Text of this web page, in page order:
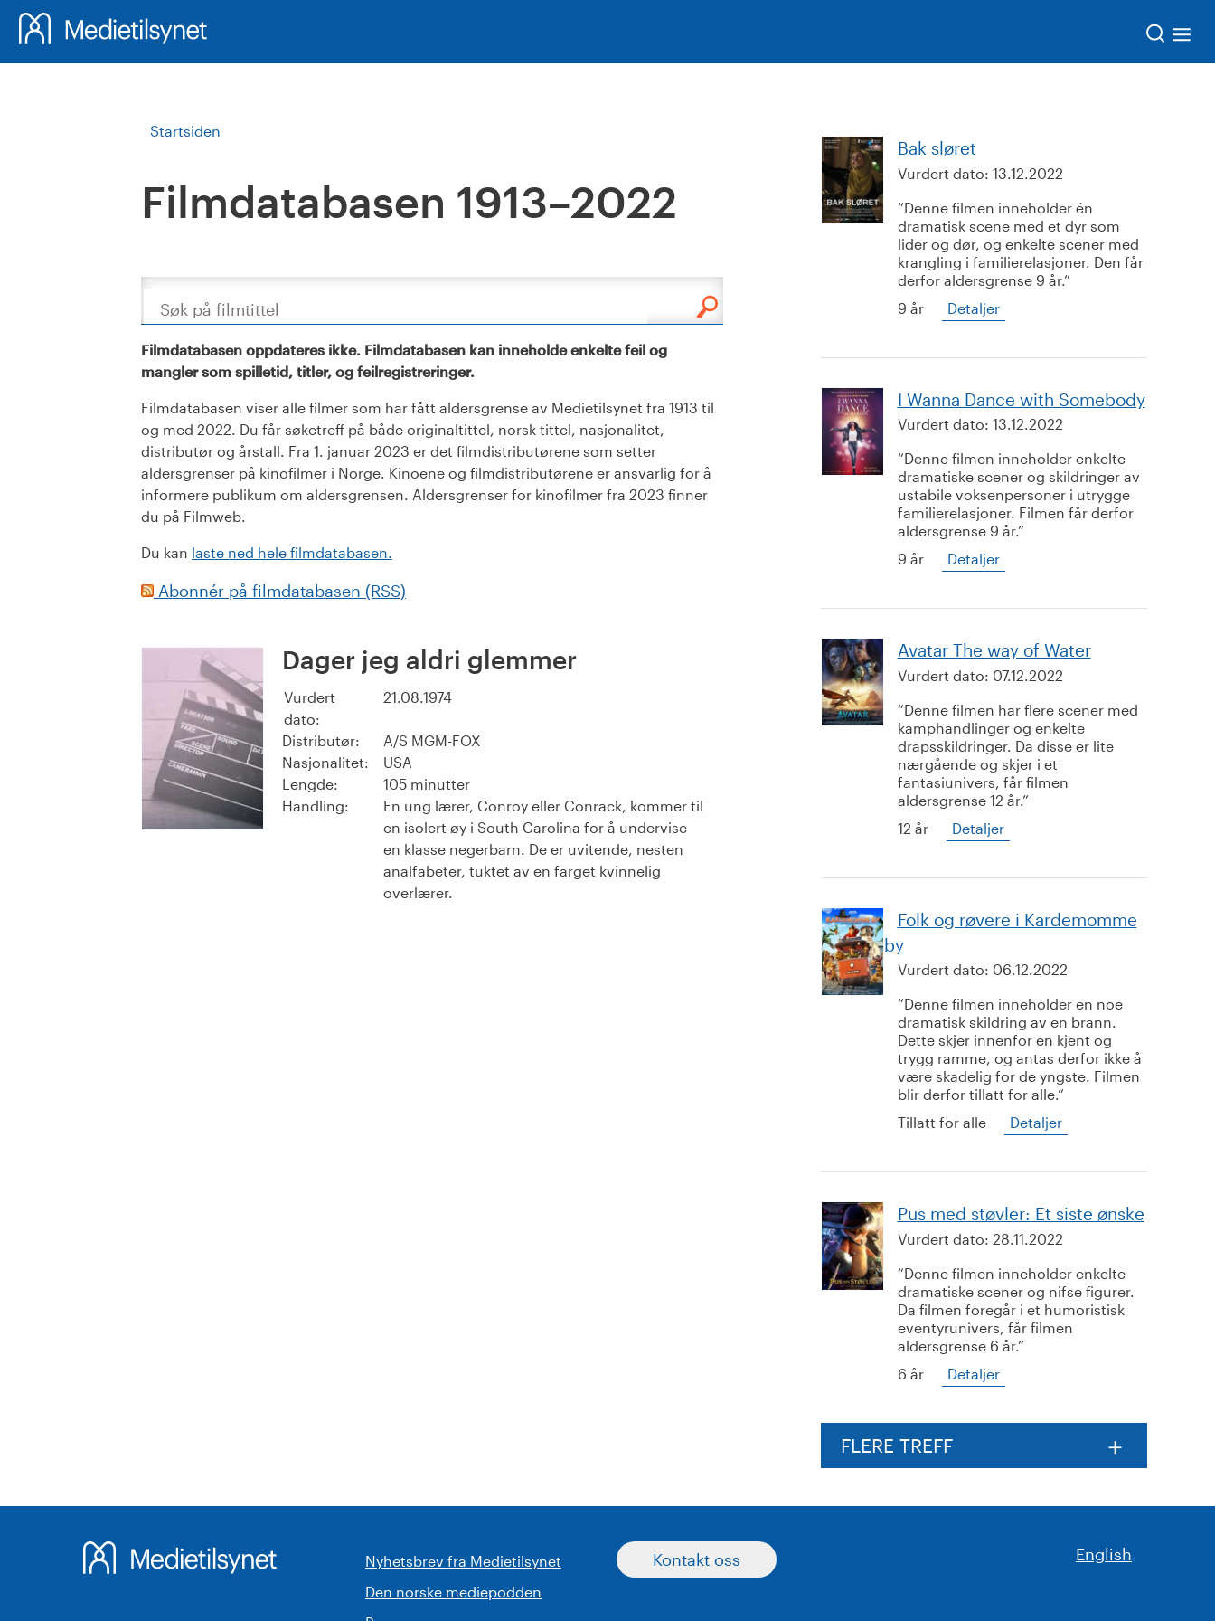
Startsiden
Filmdatabasen 1913–2022
Søk
Filmdatabasen oppdateres ikke. Filmdatabasen kan inneholde enkelte feil og
mangler som spilletid, titler, og feilregistreringer.
Filmdatabasen viser alle filmer som har fått aldersgrense av Medietilsynet fra 1913 til
og med 2022. Du får søketreff på både originaltittel, norsk tittel, nasjonalitet,
distributør og årstall. Fra 1. januar 2023 er det filmdistributørene som setter
aldersgrenser på kinofilmer i Norge. Kinoene og filmdistributørene er ansvarlig for å
informere publikum om aldersgrensen. Aldersgrenser for kinofilmer fra 2023 finner
du på Filmweb.
Du kan laste ned hele filmdatabasen.
Abonnér på filmdatabasen (RSS)
Dager jeg aldri glemmer
Vurdert
dato:
21.08.1974
Distributør:
A/S MGM-FOX
Nasjonalitet:
USA
Lengde:
105 minutter
Handling:
En ung lærer, Conroy eller Conrack, kommer til
en isolert øy i South Carolina for å undervise
en klasse negerbarn. De er uvitende, nesten
analfabeter, tuktet av en farget kvinnelig
overlærer.
Bak sløret
Vurdert dato: 13.12.2022
Denne filmen inneholder én
dramatisk scene med et dyr som
lider og dør, og enkelte scener med
krangling i familierelasjoner. Den får
derfor aldersgrense 9 år.
9 år
Detaljer
I Wanna Dance with Somebody
Vurdert dato: 13.12.2022
Denne filmen inneholder enkelte
dramatiske scener og skildringer av
ustabile voksenpersoner i utrygge
familierelasjoner. Filmen får derfor
aldersgrense 9 år.
9 år
Detaljer
Avatar The way of Water
Vurdert dato: 07.12.2022
Denne filmen har flere scener med
kamphandlinger og enkelte
drapsskildringer. Da disse er lite
nærgående og skjer i et
fantasiunivers, får filmen
aldersgrense 12 år.
12 år
Detaljer
Folk og røvere i Kardemomme
by
Vurdert dato: 06.12.2022
Denne filmen inneholder en noe
dramatisk skildring av en brann.
Dette skjer innenfor en kjent og
trygg ramme, og antas derfor ikke å
være skadelig for de yngste. Filmen
blir derfor tillatt for alle.
Tillatt for alle
Detaljer
Pus med støvler: Et siste ønske
Vurdert dato: 28.11.2022
Denne filmen inneholder enkelte
dramatiske scener og nifse figurer.
Da filmen foregår i et humoristisk
eventyrunivers, får filmen
aldersgrense 6 år.
6 år
Detaljer
FLERE TREFF
Nyhetsbrev fra Medietilsynet
Den norske mediepodden
Kontakt oss English